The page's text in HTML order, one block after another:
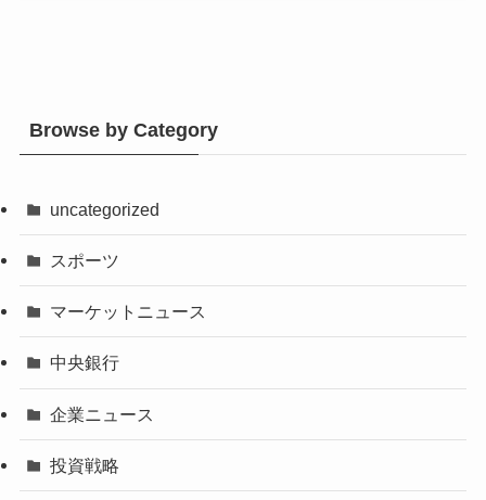
Browse by Category
uncategorized
スポーツ
マーケットニュース
中央銀行
企業ニュース
投資戦略